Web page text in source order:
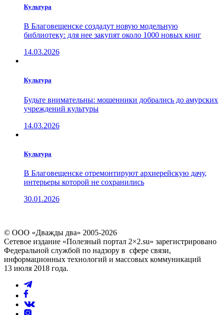
Культура
В Благовещенске создадут новую модельную
библиотеку: для нее закупят около 1000 новых книг
14.03.2026
Культура
Будьте внимательны: мошенники добрались до амурских
учреждений культуры
14.03.2026
Культура
В Благовещенске отремонтируют архиерейскую дачу,
интерьеры которой не сохранились
30.01.2026
© ООО «Дважды два» 2005-2026
Сетевое издание «Полезный портал 2×2.su» зарегистрировано
Федеральной службой по надзору в сфере связи,
информационных технологий и массовых коммуникаций
13 июля 2018 года.